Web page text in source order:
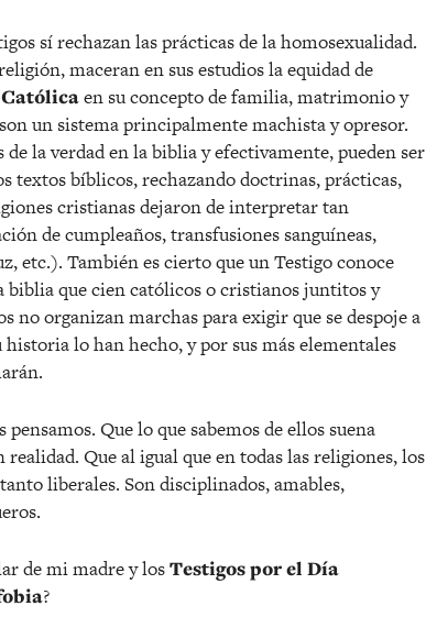
sí rechazan las prácticas de la homosexualidad.
maceran en sus estudios la equidad de
en su concepto de familia, matrimonio y
un sistema principalmente machista y opresor.
la verdad en la biblia y efectivamente, pueden ser
textos bíblicos, rechazando doctrinas, prácticas,
cristianas dejaron de interpretar tan
de cumpleaños, transfusiones sanguíneas,
etc.). También es cierto que un Testigo conoce
biblia que cien católicos o cristianos juntitos y
no organizan marchas para exigir que se despoje a
historia lo han hecho, y por sus más elementales
Que lo que sabemos de ellos suena
Que al igual que en todas las religiones, los
liberales. Son disciplinados, amables,
de mi madre y losTestigos por el Día
?